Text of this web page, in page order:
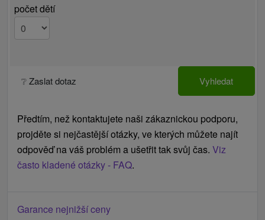
počet dětí
❔ Zaslat dotaz Vyhledat
Předtím, než kontaktujete naši zákaznickou podporu,
projděte si nejčastější otázky, ve kterých můžete najít
odpověď na váš problém a ušetřit tak svůj čas. Viz
často kladené otázky - FAQ.
Garance nejnižší ceny